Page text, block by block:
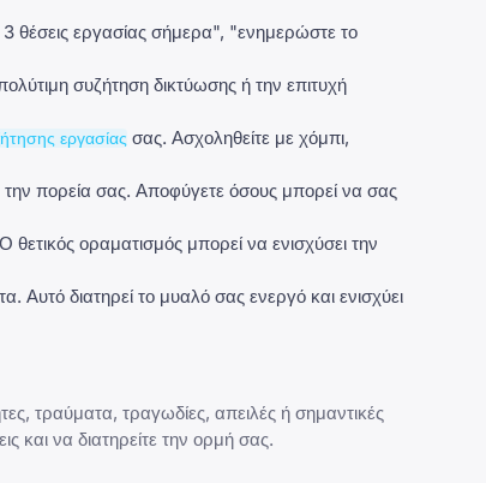
3 θέσεις εργασίας σήμερα", "ενημερώστε το
συζήτηση δικτύωσης ή την επιτυχή
εργασίας σας. Ασχοληθείτε με χόμπι,
πορεία σας. Αποφύγετε όσους μπορεί να σας
θετικός οραματισμός μπορεί να ενισχύσει την
διατηρεί το μυαλό σας ενεργό και ενισχύει
τραύματα, τραγωδίες, απειλές ή σημαντικές
και να διατηρείτε την ορμή σας.